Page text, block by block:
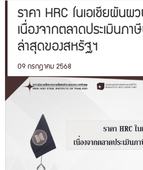
ราคา HRC ในเอเชียผันผ
เนื่องจากตลาดประเมินภาษี
ล่าสุดของสหรัฐฯ
09 กรกฎาคม 2568